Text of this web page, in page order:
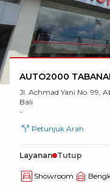
AUTO2000
Jl. Achmad Yani No. 99,
Bali
-
Petunjuk Arah
Layanan Tutup
Showroom